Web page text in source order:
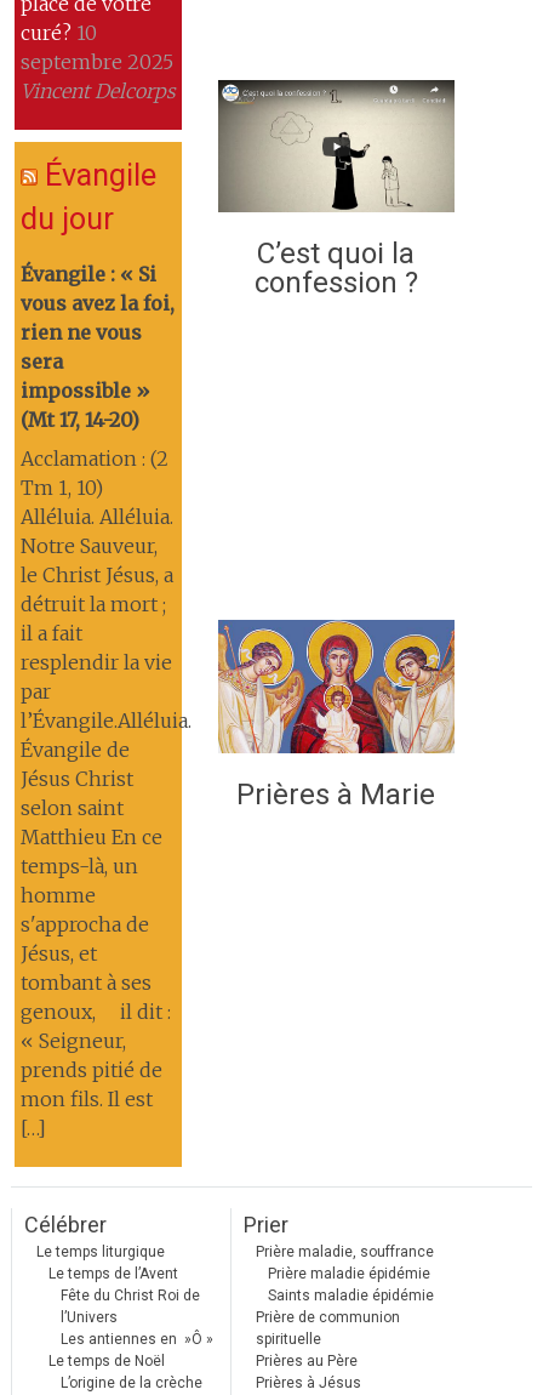
curé? 10
septembre 2025
Vincent Delcorps
Évangile
du jour
Évangile : « Si
vous avez la foi,
rien ne vous
sera
impossible »
(Mt 17, 14-20)
Acclamation : (2
Tm 1, 10)
Alléluia. Alléluia.
Notre Sauveur,
le Christ Jésus, a
détruit la mort ;
il a fait
resplendir la vie
par
l’Évangile.Alléluia.
Évangile de
Jésus Christ
selon saint
Matthieu En ce
temps-là, un
homme
s'approcha de
Jésus, et
tombant à ses
genoux, il dit :
« Seigneur,
prends pitié de
mon fils. Il est
[…]
C’est quoi la
confession ?
Prières à Marie
Célébrer
Le temps liturgique
Le temps de l’Avent
Fête du Christ Roi de
l’Univers
Les antiennes en »Ô »
Le temps de Noël
L’origine de la crèche
Prier
Prière maladie, souffrance
Prière maladie épidémie
Saints maladie épidémie
Prière de communion
spirituelle
Prières au Père
Prières à Jésus